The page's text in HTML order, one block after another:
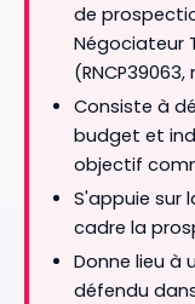
de
Négociateur
Consiste à
budget et
objectif
S'appuie sur
cadre la
Donne lieu à
défendu